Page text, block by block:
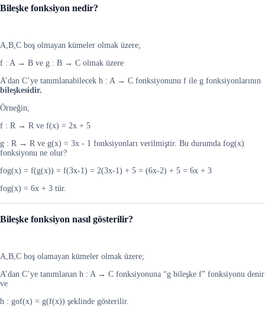
Bileşke fonksiyon nedir?
A,B,C boş olmayan kümeler olmak üzere;
f : A → B ve g : B → C olmak üzere
A’dan C’ye tanımlanabilecek h : A → C fonksiyonunu f ile g fonksiyonlarının
bileşkesidir.
Örneğin;
f : R → R ve f(x) = 2x + 5
g : R → R ve g(x) = 3x - 1 fonksiyonları verilmiştir. Bu durumda fog(x)
fonksiyonu ne olur?
fog(x) = f(g(x)) = f(3x-1) = 2(3x-1) + 5 = (6x-2) + 5 = 6x + 3
fog(x) = 6x + 3 tür.
Bileşke fonksiyon nasıl gösterilir?
A,B,C boş olamayan kümeler olmak üzere;
A’dan C’ye tanımlanan h : A → C fonksiyonuna “g bileşke f” fonksiyonu denir
ve
h : gof(x) = g(f(x)) şeklinde gösterilir.